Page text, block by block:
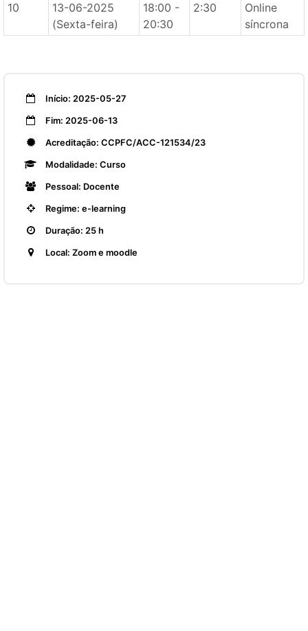
10
13-06-2025
(Sexta-feira)
18:00 -
20:30
2:30
Online
síncrona
Início: 2025-05-27
Fim: 2025-06-13
Acreditação: CCPFC/ACC-121534/23
Modalidade: Curso
Pessoal: Docente
Regime: e-learning
Duração: 25 h
Local: Zoom e moodle